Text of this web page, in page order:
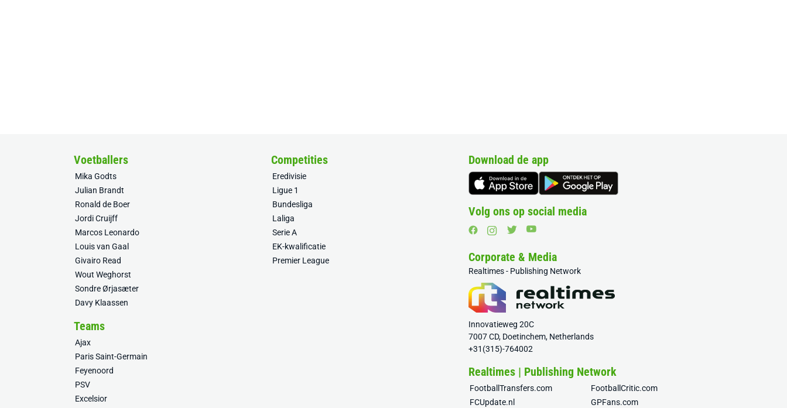
Voetballers
Mika Godts
Julian Brandt
Ronald de Boer
Jordi Cruijff
Marcos Leonardo
Louis van Gaal
Givairo Read
Wout Weghorst
Sondre Ørjasæter
Davy Klaassen
Competities
Eredivisie
Ligue 1
Bundesliga
Laliga
Serie A
EK-kwalificatie
Premier League
Teams
Ajax
Paris Saint-Germain
Feyenoord
PSV
Excelsior
Download de app
Volg ons op social media
Corporate & Media
Realtimes - Publishing Network
Innovatieweg 20C
7007 CD, Doetinchem, Netherlands
+31(315)-764002
Realtimes | Publishing Network
FootballTransfers.com
FootballCritic.com
FCUpdate.nl
GPFans.com